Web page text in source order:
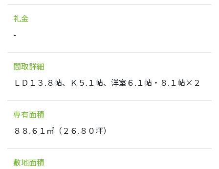
礼金
-
間取詳細
ＬＤ１３.８帖、Ｋ５.１帖、洋室６.１帖・８.１帖×２
専有面積
８８.６１㎡（２６.８０坪）
敷地面積